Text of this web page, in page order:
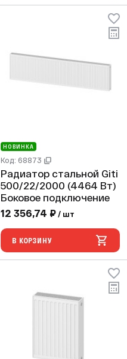
НОВИНКА
Код: 68873
Радиатор стальной Giti
500/22/2000 (4464 Вт)
Боковое подключение
12 356,74 ₽ / шт
В КОРЗИНУ